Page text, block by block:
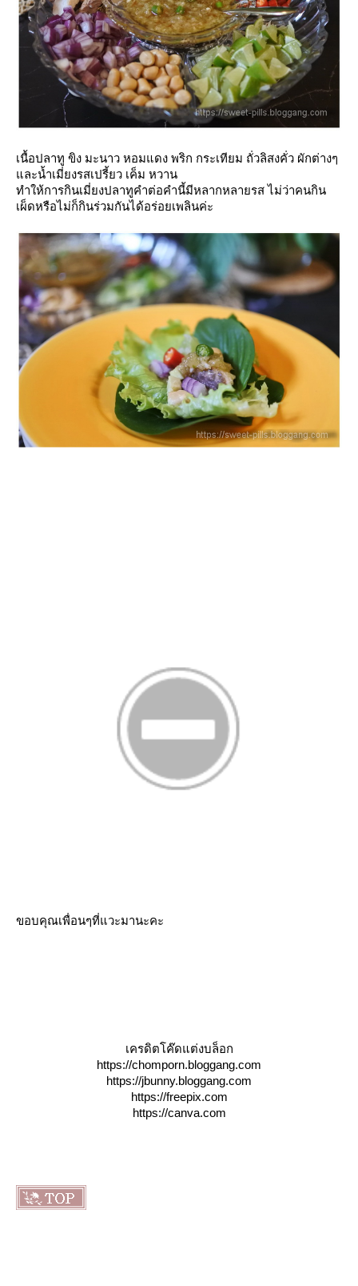
เนื้อปลาทู ขิง มะนาว หอมแดง พริก กระเทียม ถั่วลิสงคั่ว ผักต่างๆ
ละน้ำเมี่ยงรสเปรี้ยว เค็ม หวาน
ทำให้การกินเมี่ยงปลาทูคำต่อคำนี้มีหลากหลายรส ไม่ว่าคนกิน
เผ็ดหรือไม่ก็กินร่วมกันได้อร่อยเพลินค่ะ
ขอบคุณเพื่อนๆที่แวะมานะคะ
เครดิตโค๊ดแต่งบล็อก
https://chomporn.bloggang.com
https://jbunny.bloggang.com
https://freepix.com
https://canva.com